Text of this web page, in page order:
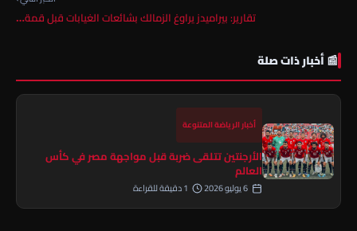
تقارير: بيراميدز يراوغ الزمالك بشائعات الغيابات قبل قمة…
📰 أخبار ذات صلة
أخبار الرياضة المتنوعة
الأرجنتين تتلقى ضربة قبل مواجهة مصر في كأس
العالم